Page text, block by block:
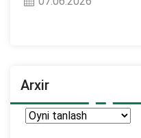
Arxir
Arxir